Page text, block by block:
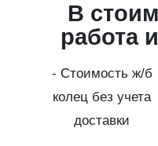
В
работа
- Стоимость ж/б
колец без учета
доставки